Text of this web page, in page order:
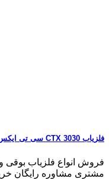
فلزیاب CTX 3030 سی تی ایکس 3030
فروش انواع فلزیاب
مشتری مشاوره رایگان خرید